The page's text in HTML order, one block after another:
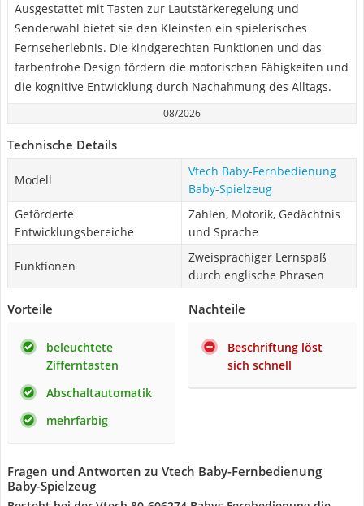
Ausgestattet mit Tasten zur Lautstärkeregelung und
Senderwahl bietet sie den Kleinsten ein spielerisches
Fernseherlebnis. Die kindgerechten Funktionen und das
farbenfrohe Design fördern die motorischen Fähigkeiten und
die kognitive Entwicklung durch Nachahmung des Alltags.
08/2026
Technische Details
Modell
Vtech Baby-Fernbedienung
Baby-Spielzeug
Geförderte
Entwicklungsbereiche
Zahlen, Motorik, Gedächtnis
und Sprache
Funktionen
Zweisprachiger Lernspaß
durch englische Phrasen
Vorteile
beleuchtete
Zifferntasten
Abschaltautomatik
mehrfarbig
Nachteile
Beschriftung löst
sich schnell
Fragen und Antworten zu Vtech Baby-Fernbedienung
Baby-Spielzeug